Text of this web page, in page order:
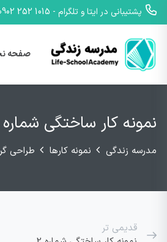
پشتیبانی در ایتا و تلگرام - 1015 252 0902
صفحه
نمونه کار ساختگی شماره 3
مدرسه زندگی نمونه کارها طراحی
قدیمی تر